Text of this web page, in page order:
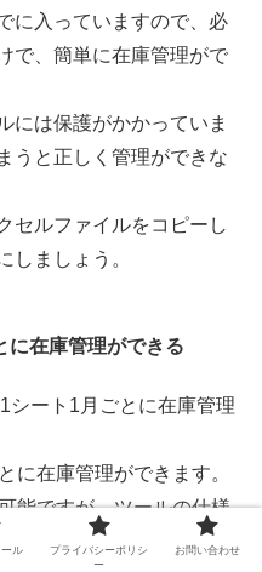
に入っていますので、必
で、簡単に在庫管理がで
には保護がかかっていま
うと正しく管理ができな
セルファイルをコピーし
しましょう。
に在庫管理ができる
シート1月ごとに在庫管理
に在庫管理ができます。
能ですが、ツールの仕様
なるのを懸念して1年間
ル
プライバシーポリシ
ー
お問い合わせ